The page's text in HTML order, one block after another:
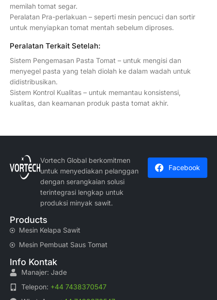
memilah tomat segar.
Peralatan Pra-perlakuan – seperti mesin pencuci dan sortir
untuk menyiapkan tomat mentah sebelum diproses.
Peralatan Terkait Setelah:
Sistem Pengemasan Pasta Tomat – untuk mengisi dan
menyegel pasta yang telah diolah ke dalam wadah untuk
didistribusikan.
Sistem Kontrol Kualitas – untuk memantau konsistensi,
kualitas, dan keamanan produk pasta tomat akhir.
Vortech Global berkomitmen
untuk menyediakan pelanggan
dengan serangkaian solusi
terintegrasi lengkap untuk
produksi minyak sawit.
Facebook
Products
Mesin Kelapa Sawit
Mesin Pembuat Saus Tomat
Info Kontak
Manajer: Jade
Telepon: +44 7438370547